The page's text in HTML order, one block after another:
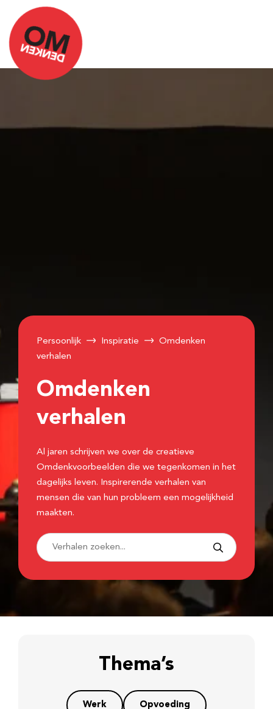
Persoonlijk Inspiratie
Omdenken
verhalen
Omdenken
verhalen
Al jaren schrijven we over de creatieve
Omdenkvoorbeelden die we tegenkomen in het
dagelijks leven. Inspirerende verhalen van
mensen die van hun probleem een mogelijkheid
maakten.
Thema’s
Werk Opvoeding